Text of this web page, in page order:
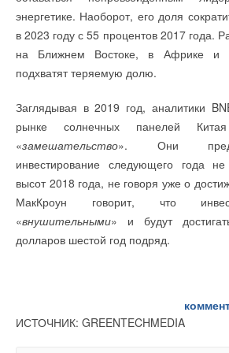
энергетике. Наоборот, его доля
в 2023 году с 55 процентов 2017 года.
на Ближнем Востоке, в Африке и
подхватят теряемую долю.
Заглядывая в 2019 год, аналитики
рынке солнечных панелей
«замешательство». Они
инвестирование следующего года
высот 2018 года, не говоря уже о
МакКроун говорит, что
«внушительными» и будут
долларов шестой год подряд.
ИСТОЧНИК: GREENTECHMEDIA
Читайте по теме:
→
В Забайкалье запустили крупнейшую в
→
Учёные ЮУрГУ создали каскадную
объединяющую солнечную и
НОВОСТИ СОК 6 АВГУСТА 2026
→
Тепловые насосы в связке с
НОВОСТИ СОК 4 АВГУСТА 2026
→
США запретили использование
НОВОСТИ СОК 31 ИЮЛЯ 2026
→
Уже через месяц в России можно
НОВОСТИ СОК 30 ИЮЛЯ 2026
НОВОСТИ СОК 24 ИЮЛЯ 2026
→